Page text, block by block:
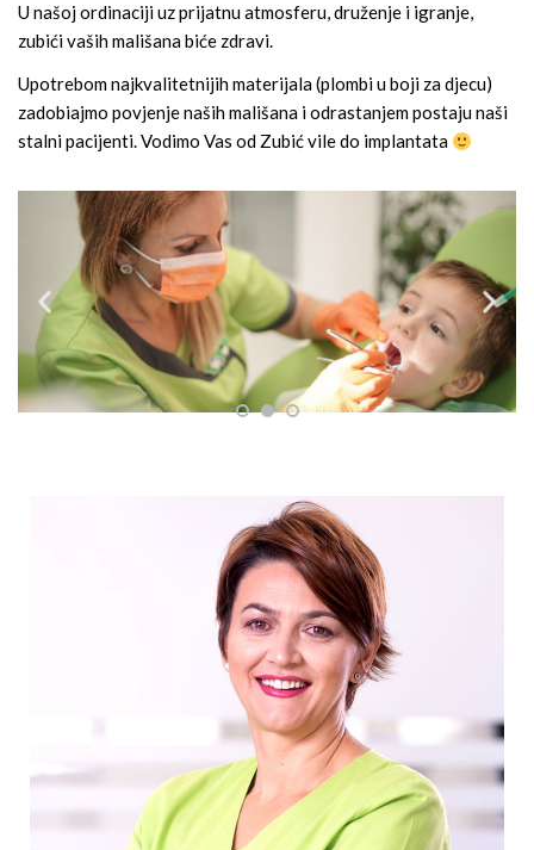
U našoj ordinaciji uz prijatnu atmosferu, druženje i igranje,
zubići vaših mališana biće zdravi.
Upotrebom najkvalitetnijih materijala (plombi u boji za djecu)
zadobiajmo povjenje naših mališana i odrastanjem postaju naši
stalni pacijenti. Vodimo Vas od Zubić vile do implantata